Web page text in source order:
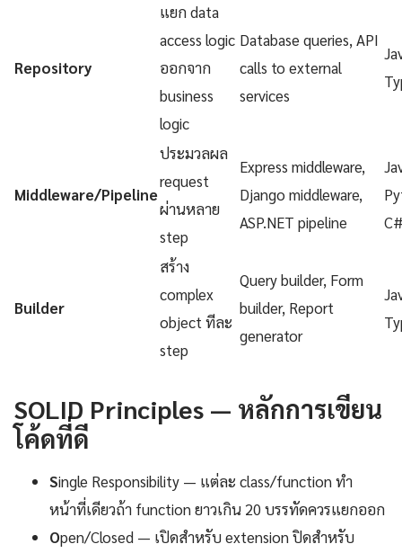
Repository
แยก data
access logic
ออกจาก
business
logic
Database queries, API
calls to external
services
Middleware/Pipeline
ประมวลผล
request
ผ่านหลาย
step
Express middleware,
Django middleware,
ASP.NET pipeline
Builder
สร้าง
complex
object ทีละ
step
Query builder, Form
builder, Report
generator
SOLID Principles — หลักการเขียน
โค้ดที่ดี
Single Responsibility — แต่ละ class/function ทำ
หน้าที่เดียวถ้า function ยาวเกิน 20 บรรทัดควรแยกออก
Open/Closed — เปิดสำหรับ extension ปิดสำหรับ